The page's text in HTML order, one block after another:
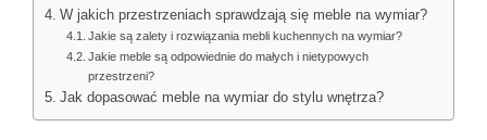
W jakich przestrzeniach sprawdzają się meble na wymiar?
Jakie są zalety i rozwiązania mebli kuchennych na wymiar?
Jakie meble są odpowiednie do małych i nietypowych
przestrzeni?
Jak dopasować meble na wymiar do stylu wnętrza?